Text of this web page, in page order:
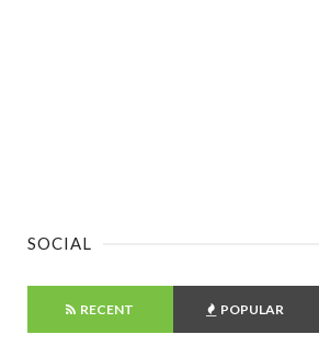
SOCIAL
RECENT POPULAR